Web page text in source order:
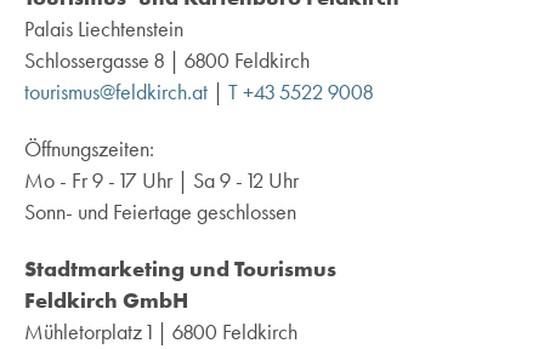
Palais Liechtenstein
Schlossergasse 8 | 6800 Feldkirch
tourismus@feldkirch.at
T +43 5522 9008
Öffnungszeiten:
Mo - Fr 9 - 17 Uhr | Sa 9 - 12 Uhr
Sonn- und Feiertage geschlossen
Stadtmarketing und Tourismus
Feldkirch GmbH
Mühletorplatz 1 | 6800 Feldkirch